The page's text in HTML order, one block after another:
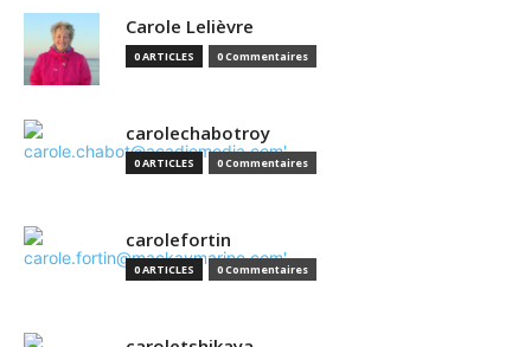
Carole Lelièvre
0 ARTICLES 0 Commentaires
carolechabotroy
0 ARTICLES 0 Commentaires
carolefortin
0 ARTICLES 0 Commentaires